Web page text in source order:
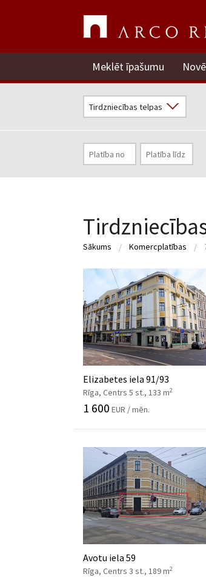
Meklēt īpašumu
Sākums Komercplatības
Elizabetes iela 91/93
Rīga, Centrs 5 st., 133 m2
1 600 EUR / mēn.
Avotu iela 59
Rīga, Centrs 3 st., 189 m2